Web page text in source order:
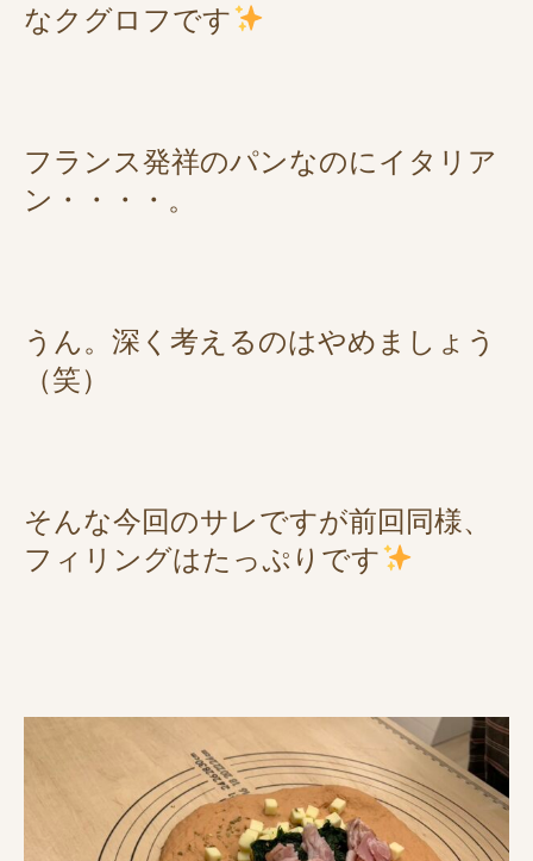
なクグロフです
フランス発祥のパンなのにイタリア
ン・・・・。
うん。深く考えるのはやめましょう
（笑）
そんな今回のサレですが前回同様、
フィリングはたっぷりです